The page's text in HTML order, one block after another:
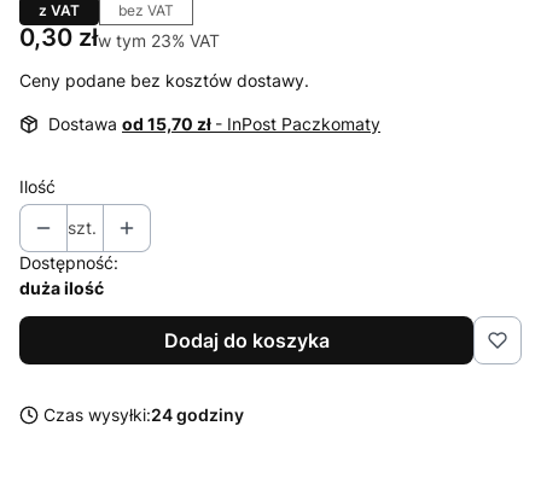
z VAT bez VAT
Cena
0,30 złw tym 23% VAT
w tym 23% VAT
Ceny podane bez kosztów dostawy.
Dostawa od 15,70 zł - InPost Paczkomaty
Ilość
szt.
Dostępność:
duża ilość
Dodaj do koszyka
Czas wysyłki:24 godziny